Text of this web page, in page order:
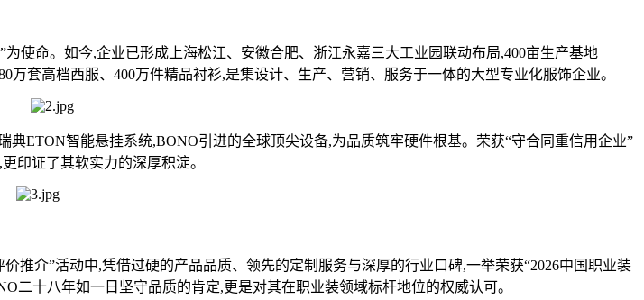
命。如今,企业已形成上海松江、安徽合肥、浙江永嘉三大工业园联动布局,400亩生产基地
套高档西服、400万件精品衬衫,是集设计、生产、营销、服务于一体的大型专业化服饰企业。
智能悬挂系统,BONO引进的全球顶尖设备,为品质筑牢硬件根基。荣获“守合同重信用企业”
印证了其软实力的深厚积淀。
介”活动中,凭借过硬的产品品质、领先的定制服务与深厚的行业口碑,一举荣获“2026中国职业装
二十八年如一日坚守品质的肯定,更是对其在职业装领域标杆地位的权威认可。